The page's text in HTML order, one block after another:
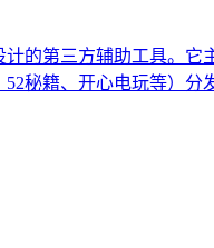
的第三方辅助工具。
秘籍、开心电玩等）分